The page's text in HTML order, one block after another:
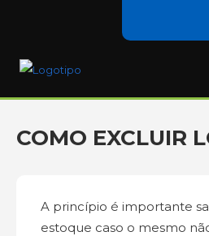
COMO EXCLUIR
A princípio é importante
estoque caso o mesmo